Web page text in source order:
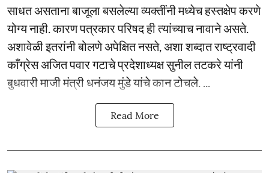
साधत असताना बाजूला बसलेल्या व्यक्तींनी मध्येच हस्तक्षेप करणे
योग्य नाही. कारण पत्रकार परिषद ही त्यांच्याच नावाने असते.
अशावेळी इतरांनी बोलणे अपेक्षित नसते, अशा शब्दात राष्ट्रवादी
काँग्रेस अजित पवार गटाचे प्रदेशाध्यक्ष सुनील तटकरे यांनी
बुधवारी माजी मंत्री धनंजय मुंडे यांचे कान टोचले. ...
Read More